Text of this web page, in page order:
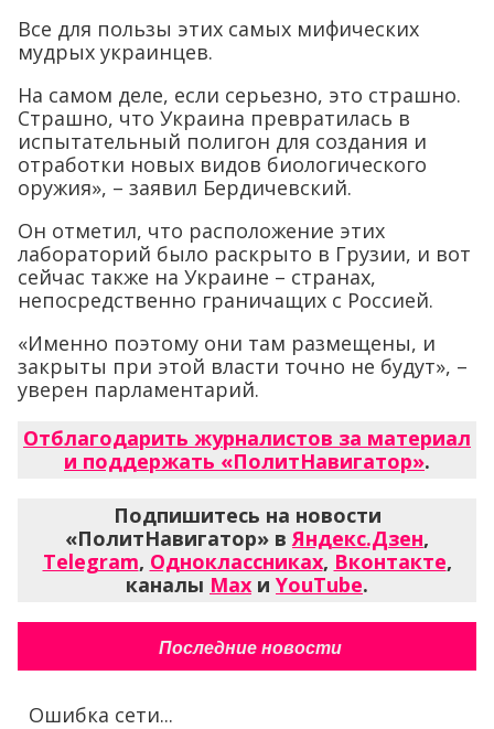
Все для пользы этих самых мифических
мудрых украинцев.
На самом деле, если серьезно, это страшно.
Страшно, что Украина превратилась в
испытательный полигон для создания и
отработки новых видов биологического
оружия», – заявил Бердичевский.
Он отметил, что расположение этих
лабораторий было раскрыто в Грузии, и вот
сейчас также на Украине – странах,
непосредственно граничащих с Россией.
«Именно поэтому они там размещены, и
закрыты при этой власти точно не будут», –
уверен парламентарий.
Отблагодарить журналистов за материал
и поддержать «ПолитНавигатор».
Подпишитесь на новости
«ПолитНавигатор» вЯндекс.Дзен,
Telegram, Одноклассниках, Вконтакте,
каналы Max и YouTube.
Последние новости
Ошибка сети...